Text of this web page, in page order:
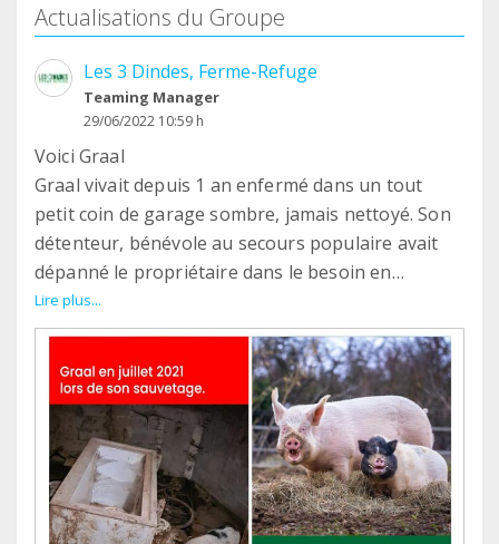
Actualisations du Groupe
Les 3 Dindes, Ferme-Refuge
Teaming Manager
29/06/2022 10:59 h
Voici Graal
Graal vivait depuis 1 an enfermé dans un tout
petit coin de garage sombre, jamais nettoyé. Son
détenteur, bénévole au secours populaire avait
dépanné le propriétaire dans le besoin en
acceptant d’accueillir pour 3 jours le cochon.
Mais l’homme a profité de ces 3 jours pour
disparaître, abandonnant ainsi son animal.
Son lieu de vie provisoire était alors devenu son
unique habitat depuis 1 an.
Grâce à la solidarité, nous avons pu secourir ce
petit cochon.
Lire plus...